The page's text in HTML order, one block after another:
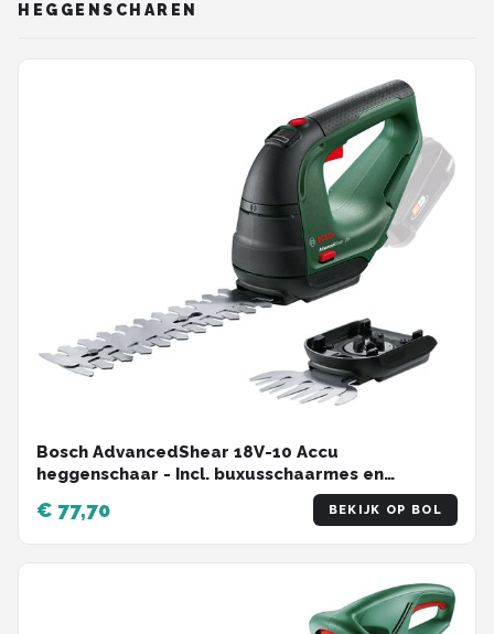
HEGGENSCHAREN
Bosch AdvancedShear 18V-10 Accu
heggenschaar - Incl. buxusschaarmes en
grasschaarmes - Zonder 18 V accu en oplader
€ 77,70 BEKIJK OP BOL